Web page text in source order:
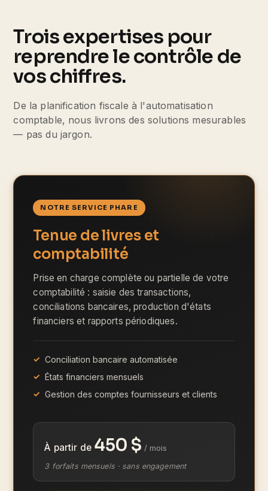
Trois expertises pour
reprendre le contrôle de
vos chiffres.
De la planification fiscale à l'automatisation
comptable, nous livrons des solutions mesurables
— pas du jargon.
NOTRE SERVICE PHARE
Tenue de livres et
comptabilité
Prise en charge complète ou partielle de votre
comptabilité : saisie des transactions,
conciliations bancaires, production d'états
financiers et rapports périodiques.
Conciliation bancaire automatisée
États financiers mensuels
Gestion des comptes fournisseurs et clients
À partir de 450 $ / mois
3 forfaits mensuels · sans engagement